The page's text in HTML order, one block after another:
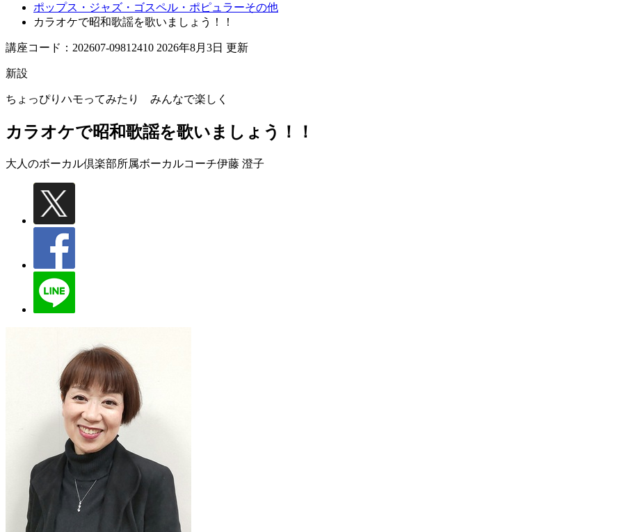
ポップス・ジャズ・ゴスペル・ポピュラーその他
カラオケで昭和歌謡を歌いましょう！！
講座コード：202607-09812410 2026年8月3日 更新
新設
ちょっぴりハモってみたり みんなで楽しく
カラオケで昭和歌謡を歌いましょう！！
大人のボーカル倶楽部所属ボーカルコーチ伊藤 澄子